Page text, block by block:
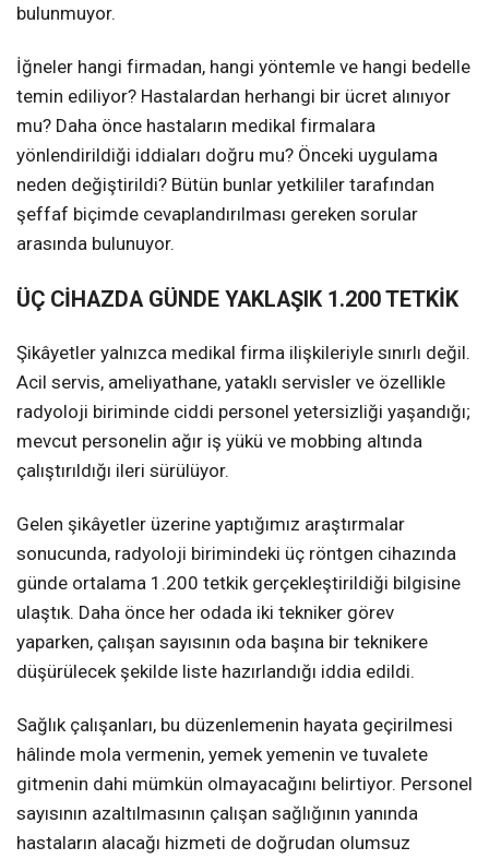
bulunmuyor.
İğneler hangi firmadan, hangi yöntemle ve hangi bedelle
temin ediliyor? Hastalardan herhangi bir ücret alınıyor
mu? Daha önce hastaların medikal firmalara
yönlendirildiği iddiaları doğru mu? Önceki uygulama
neden değiştirildi? Bütün bunlar yetkililer tarafından
şeffaf biçimde cevaplandırılması gereken sorular
arasında bulunuyor.
ÜÇ CİHAZDA GÜNDE YAKLAŞIK 1.200 TETKİK
Şikâyetler yalnızca medikal firma ilişkileriyle sınırlı değil.
Acil servis, ameliyathane, yataklı servisler ve özellikle
radyoloji biriminde ciddi personel yetersizliği yaşandığı;
mevcut personelin ağır iş yükü ve mobbing altında
çalıştırıldığı ileri sürülüyor.
Gelen şikâyetler üzerine yaptığımız araştırmalar
sonucunda, radyoloji birimindeki üç röntgen cihazında
günde ortalama 1.200 tetkik gerçekleştirildiği bilgisine
ulaştık. Daha önce her odada iki tekniker görev
yaparken, çalışan sayısının oda başına bir teknikere
düşürülecek şekilde liste hazırlandığı iddia edildi.
Sağlık çalışanları, bu düzenlemenin hayata geçirilmesi
hâlinde mola vermenin, yemek yemenin ve tuvalete
gitmenin dahi mümkün olmayacağını belirtiyor. Personel
sayısının azaltılmasının çalışan sağlığının yanında
hastaların alacağı hizmeti de doğrudan olumsuz